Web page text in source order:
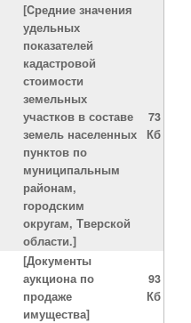
[Cредние значения
удельных
показателей
кадастровой
стоимости
земельных
участков в составе
земель населенных
пунктов по
муниципальным
районам,
городским
округам, Тверской
области.]
73
Кб
[Документы
аукциона по
продаже
имущества]
93
Кб